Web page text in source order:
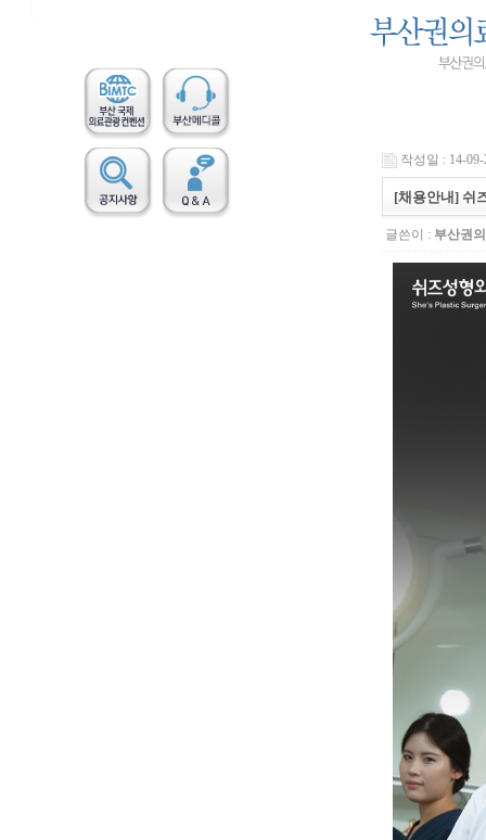
작성일 : 14-09-
[채용안내] 쉬
글쓴이 : 부산권